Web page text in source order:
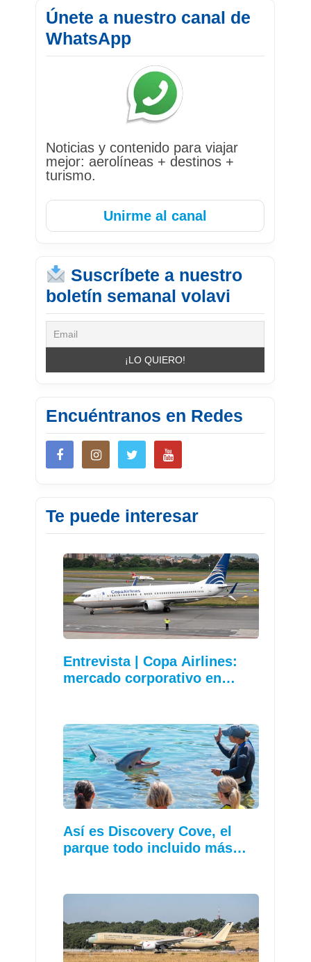
Únete a nuestro canal de
WhatsApp
Noticias y contenido para viajar
mejor: aerolíneas + destinos +
turismo.
Unirme al canal
Suscríbete a nuestro
boletín semanal volavi
Encuéntranos en Redes
Te puede interesar
Entrevista | Copa Airlines:
mercado corporativo en…
Así es Discovery Cove, el
parque todo incluido más…